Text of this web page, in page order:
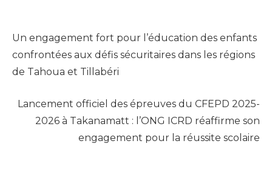
Un engagement fort pour l’éducation des enfants
confrontées aux défis sécuritaires dans les régions
de Tahoua et Tillabéri
Lancement officiel des épreuves du CFEPD 2025-
2026 à Takanamatt : l’ONG ICRD réaffirme son
engagement pour la réussite scolaire